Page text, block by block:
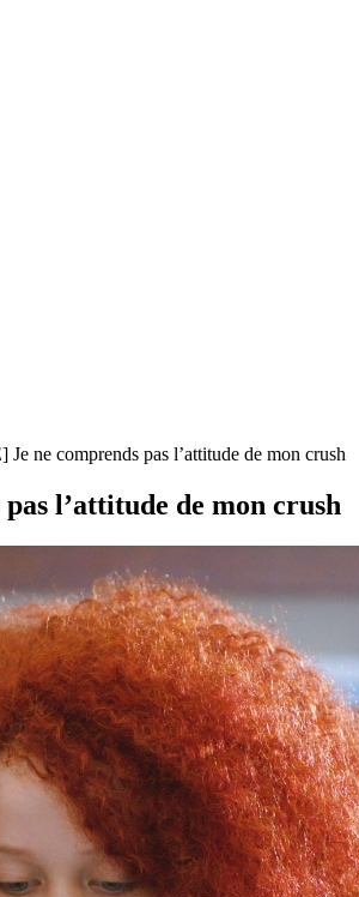
ne comprends pas l’attitude de mon crush
l’attitude de mon crush